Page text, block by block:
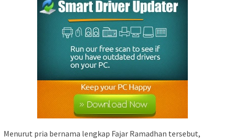
Menurut pria bernama lengkap Fajar Ramadhan tersebut,